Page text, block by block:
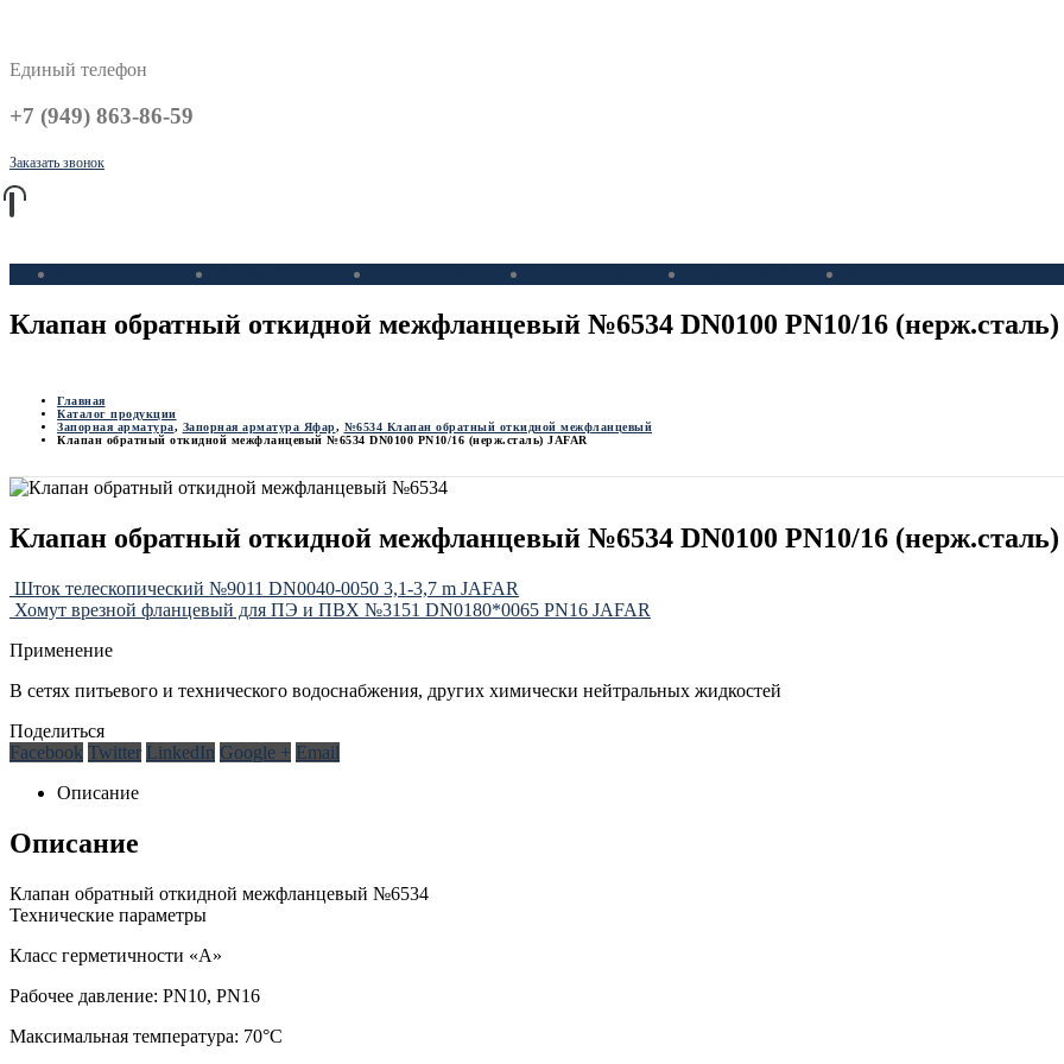
Единый телефон
+7 (949) 863-86-59
Заказать звонок
Клапан обратный откидной межфланцевый №6534 DN0100 PN10/16
Главная
Каталог продукции
Запорная арматура, Запорная арматура Яфар, №6534 Клапан обратный откидной межфланцевый
Клапан обратный откидной межфланцевый №6534 DN0100 PN10/16 (нерж.сталь) JAFAR
Клапан обратный откидной межфланцевый №6534 DN0100 PN10/16
Шток телескопический №9011 DN0040-0050 3,1-3,7 m JAFAR
Хомут врезной фланцевый для ПЭ и ПВХ №3151 DN0180*0065 PN16 JAFAR
Применение
В сетях питьевого и технического водоснабжения, других химически нейтральных жидкостей
Поделиться
Facebook Twitter LinkedIn Google + Email
Описание
Описание
Клапан обратный откидной межфланцевый №6534
Технические параметры
Класс герметичности «А»
Рабочее давление: PN10, PN16
Максимальная температура: 70°С